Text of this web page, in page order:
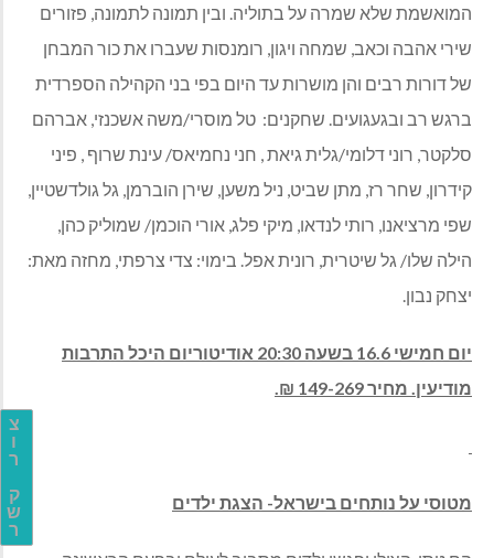
צ
ו
ר
ק
ש
ר
המואשמת שלא שמרה על בתוליה. ובין תמונה לתמונה, פזורים
שירי אהבה וכאב, שמחה ויגון, רומנסות שעברו את כור המבחן
של דורות רבים והן מושרות עד היום בפי בני הקהילה הספרדית
ברגש רב ובגעגועים. שחקנים: טל מוסרי/משה אשכנזי, אברהם
סלקטר, רוני דלומי/גלית גיאת , חני נחמיאס/ עינת שרוף , פיני
קידרון, שחר רז, מתן שביט, ניל משען, שירן הוברמן, גל גולדשטיין,
שפי מרציאנו, רותי לנדאו, מיקי פלג, אורי הוכמן/ שמוליק כהן,
הילה שלו/ גל שיטרית, רונית אפל. בימוי: צדי צרפתי, מחזה מאת:
יצחק נבון.
יום חמישי 16.6 בשעה 20:30 אודיטוריום היכל התרבות
מודיעין. מחיר 149-269 ₪.
מטוסי על נותחים בישראל- הצגת ילדים